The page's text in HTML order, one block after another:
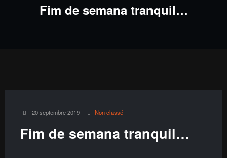
Fim de semana tranquil…
20 septembre 2019 Non classé
Fim de semana tranquil…